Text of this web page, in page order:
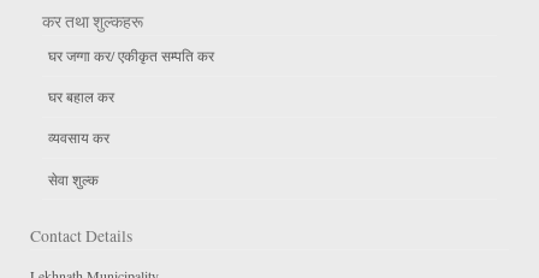
कर तथा शुल्कहरू
घर जग्गा कर/ एकीकृत सम्पति कर
घर बहाल कर
व्यवसाय कर
सेवा शुल्क
Contact Details